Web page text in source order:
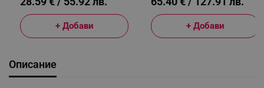
+ Добави + Добави
Описание